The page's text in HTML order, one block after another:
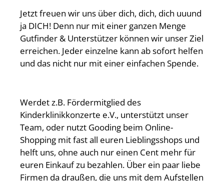
Jetzt freuen wir uns über dich, dich, dich uuund
ja DICH! Denn nur mit einer ganzen Menge
Gutfinder & Unterstützer können wir unser Ziel
erreichen. Jeder einzelne kann ab sofort helfen
und das nicht nur mit einer einfachen Spende.
Werdet z.B. Fördermitglied des
Kinderklinikkonzerte e.V., unterstützt unser
Team, oder nutzt Gooding beim Online-
Shopping mit fast all euren Lieblingsshops und
helft uns, ohne auch nur einen Cent mehr für
euren Einkauf zu bezahlen. Über ein paar liebe
Firmen da draußen, die uns mit dem Aufstellen